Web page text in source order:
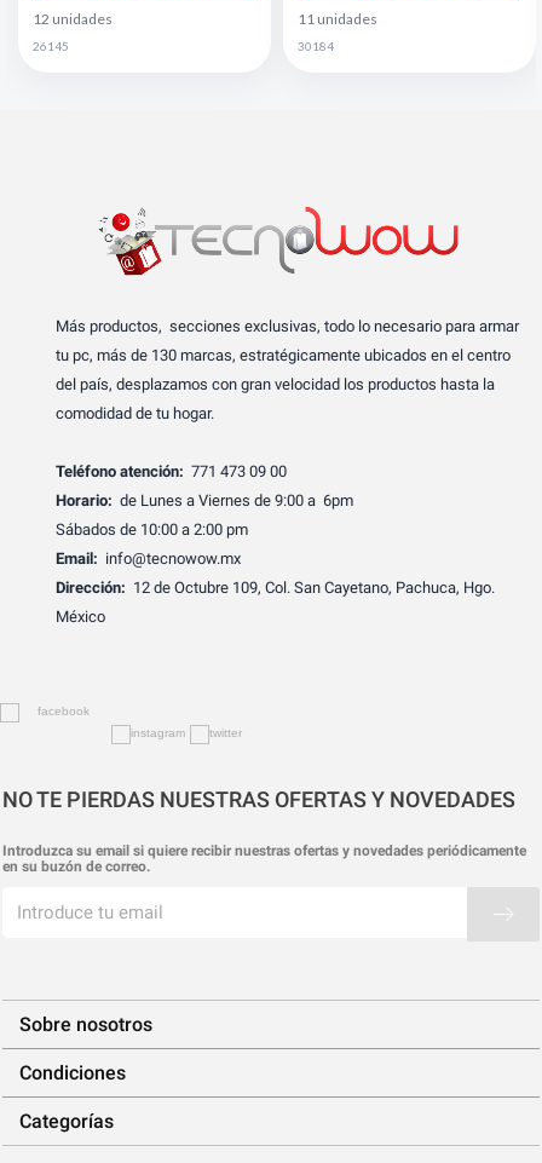
12 unidades
26145
11 unidades
30184
Más productos, secciones exclusivas, todo lo necesario para armar
tu pc, más de 130 marcas, estratégicamente ubicados en el centro
del país, desplazamos con gran velocidad los productos hasta la
comodidad de tu hogar.
Teléfono atención: 771 473 09 00
Horario: de Lunes a Viernes de 9:00 a 6pm
Sábados de 10:00 a 2:00 pm
Email: info@tecnowow.mx
Dirección: 12 de Octubre 109, Col. San Cayetano, Pachuca, Hgo.
México
NO TE PIERDAS NUESTRAS OFERTAS Y NOVEDADES
Introduzca su email si quiere recibir nuestras ofertas y novedades periódicamente
en su buzón de correo.
Sobre nosotros
Condiciones
Categorías